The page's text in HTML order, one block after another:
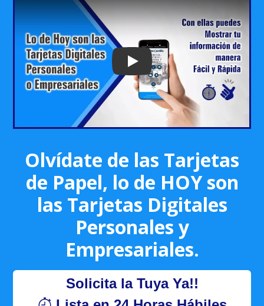
Play: Keynote (Google I/O '18)
Olvídate de las Tarjetas
de Papel, lo de HOY son
las Tarjetas Digitales
Personales y
Empresariales.
Solicita la Tuya Ya!!